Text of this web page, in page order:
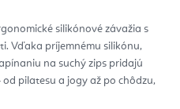
silikónové závažia s
Vďaka príjemnému silikónu,
na suchý zips pridajú
pilatesu a jogy až po chôdzu,